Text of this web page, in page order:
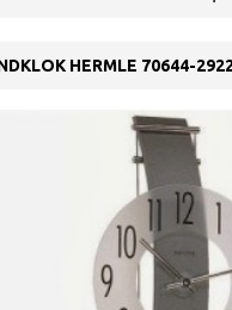
HERMLE 70644-